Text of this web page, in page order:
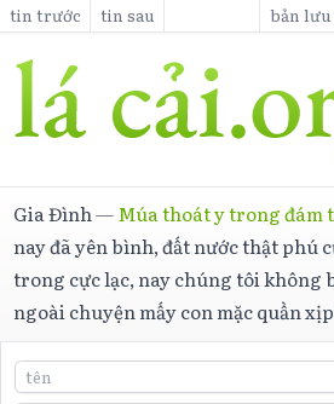
tin trước tin sau bản
Gia Đình— Múa thoát y trong đám
nay đã yên bình, đất nước thật phú
trong cực lạc, nay chúng tôi không
ngoài chuyện mấy con mặc quần